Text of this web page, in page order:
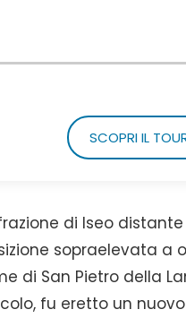
SCOPRI IL
di Iseo
sopraelevata a
di San Pietro della
fu eretto un